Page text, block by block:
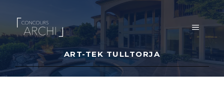
contenu
MENU
ART-TEK TULLTORJA